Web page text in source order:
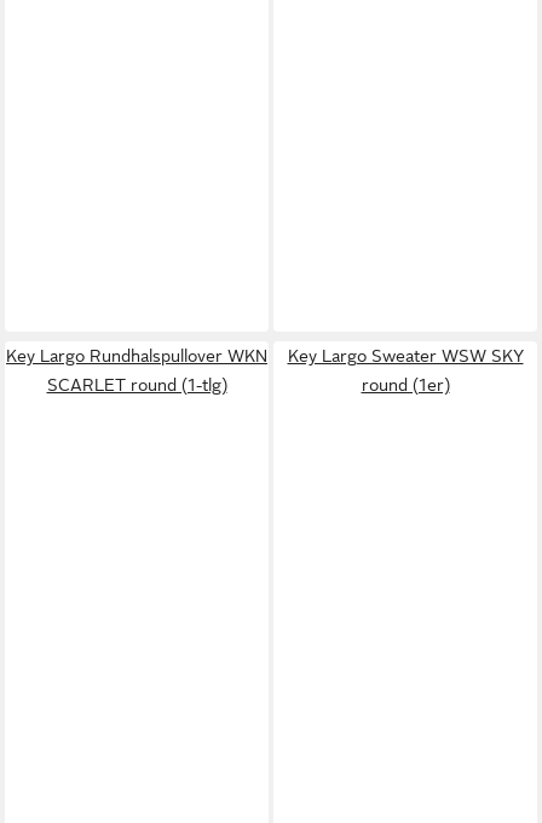
Key Largo Rundhalspullover WKN
SCARLET round (1-tlg)
Key Largo Sweater WSW SKY
round (1er)